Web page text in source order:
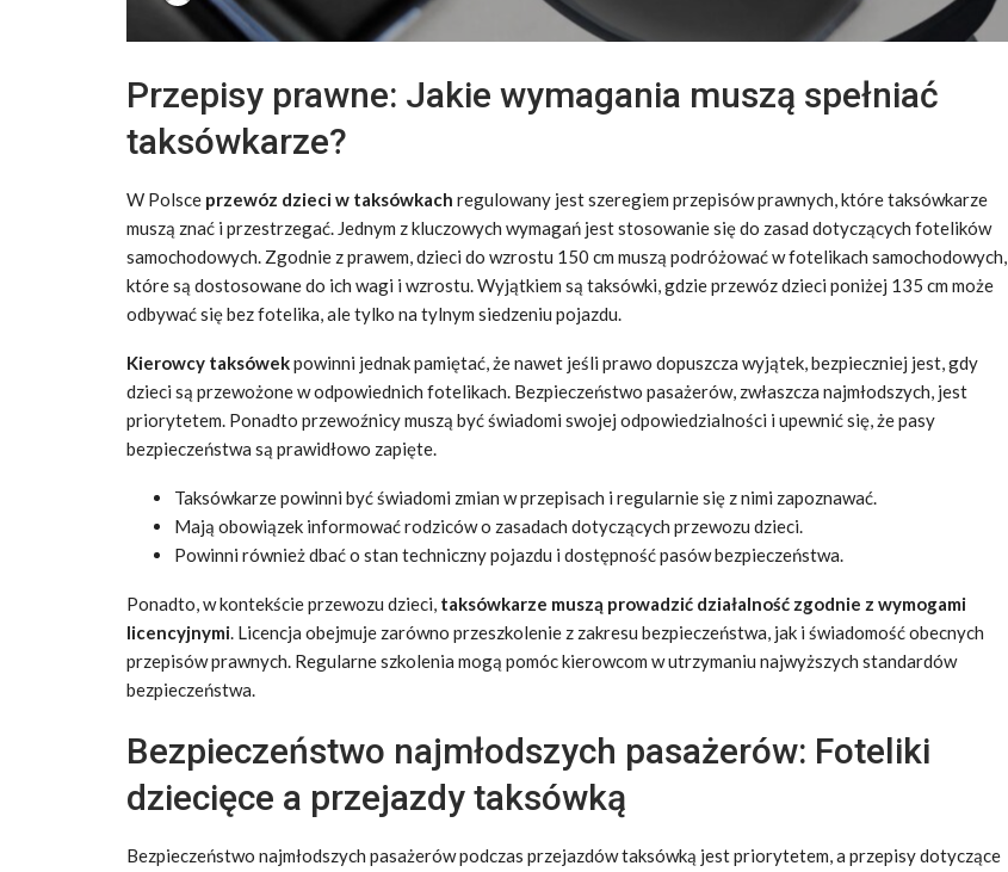
Przepisy prawne: Jakie wymagania muszą spełniać
taksówkarze?
W Polsce przewóz dzieci w taksówkach regulowany jest szeregiem przepisów prawnych, które taksówkarze
muszą znać i przestrzegać. Jednym z kluczowych wymagań jest stosowanie się do zasad dotyczących fotelików
samochodowych. Zgodnie z prawem, dzieci do wzrostu 150 cm muszą podróżować w fotelikach samochodowych,
które są dostosowane do ich wagi i wzrostu. Wyjątkiem są taksówki, gdzie przewóz dzieci poniżej 135 cm może
odbywać się bez fotelika, ale tylko na tylnym siedzeniu pojazdu.
Kierowcy taksówekpowinni jednak pamiętać, że nawet jeśli prawo dopuszcza wyjątek, bezpieczniej jest, gdy
dzieci są przewożone w odpowiednich fotelikach. Bezpieczeństwo pasażerów, zwłaszcza najmłodszych, jest
priorytetem. Ponadto przewoźnicy muszą być świadomi swojej odpowiedzialności i upewnić się, że pasy
bezpieczeństwa są prawidłowo zapięte.
Taksówkarze powinni być świadomi zmian w przepisach i regularnie się z nimi zapoznawać.
Mają obowiązek informować rodziców o zasadach dotyczących przewozu dzieci.
Powinni również dbać o stan techniczny pojazdu i dostępność pasów bezpieczeństwa.
Ponadto, w kontekście przewozu dzieci, taksówkarze muszą prowadzić działalność zgodnie z wymogami
licencyjnymi. Licencja obejmuje zarówno przeszkolenie z zakresu bezpieczeństwa, jak i świadomość obecnych
przepisów prawnych. Regularne szkolenia mogą pomóc kierowcom w utrzymaniu najwyższych standardów
bezpieczeństwa.
Bezpieczeństwo najmłodszych pasażerów: Foteliki
dziecięce a przejazdy taksówką
Bezpieczeństwo najmłodszych pasażerów podczas przejazdów taksówką jest priorytetem, a przepisy dotyczące